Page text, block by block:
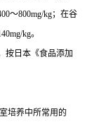
～800mg/kg；在谷
kg。
按日本《食品添加
培养中所常用的